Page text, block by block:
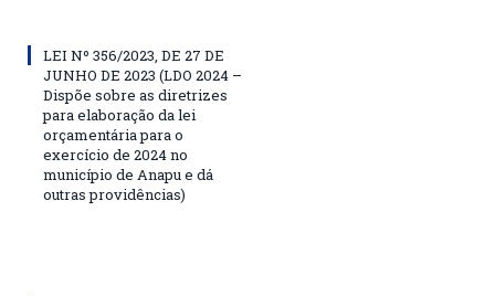
LEI Nº 356/2023, DE 27 DE
JUNHO DE 2023 (LDO 2024 –
Dispõe sobre as diretrizes
para elaboração da lei
orçamentária para o
exercício de 2024 no
município de Anapu e dá
outras providências)